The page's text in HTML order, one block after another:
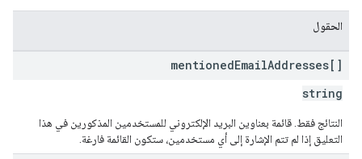
الحقول
mentionedEmailAddresses[]
string
النتائج فقط. قائمة بعناوين البريد الإلكتروني للمستخدمين المذكورين في هذا
التعليق إذا لم تتم الإشارة إلى أي مستخدمين، ستكون القائمة فارغة.